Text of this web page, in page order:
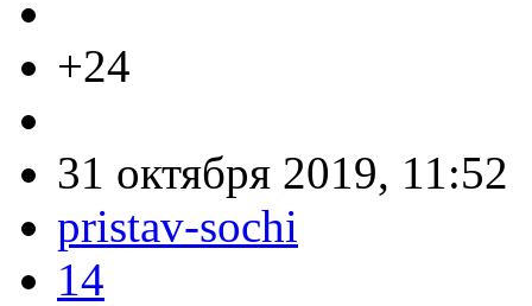
+24
31 октября 2019, 11:52
pristav-sochi
14